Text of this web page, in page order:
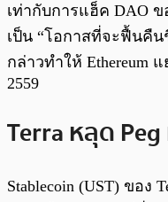
เท่ากับการแฮ็ค DAO ข
เป็น “โอกาสที่จะฟื้นคื
กล่าวทำให้ Ethereum
2559
Terra หลุด
Stablecoin (UST) ของ